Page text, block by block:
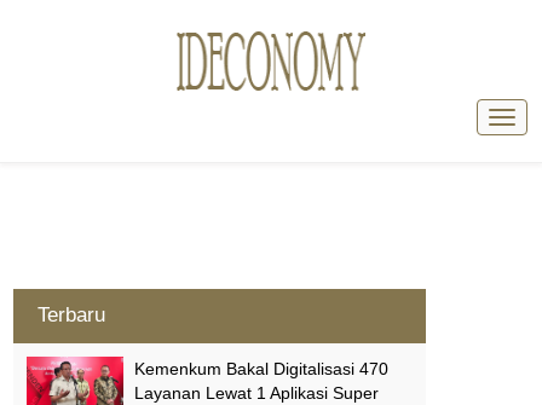
Terbaru
Kemenkum Bakal Digitalisasi 470
Layanan Lewat 1 Aplikasi Super